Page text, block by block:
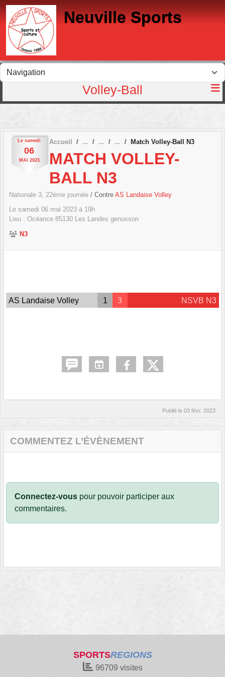
Neuville Sports
Volley-Ball
Le samedi
06
MAI 2023
Accueil Match Volley-Ball N3
MATCH VOLLEY-
BALL N3
Nationale 3, 22ème journée / Contre AS Landaise Volley
Le samedi 06 mai 2023 à 19h
Lieu : Océance 85130 Les Landes genusson
N3
AS Landaise Volley 1 3 NSVB N3
Publié le 03 févr. 2023
COMMENTEZ L’ÉVÈNEMENT
Connectez-vous pour pouvoir participer aux
commentaires.
SPORTSREGIONS
96709 visites
Panneau de gestion des cookies